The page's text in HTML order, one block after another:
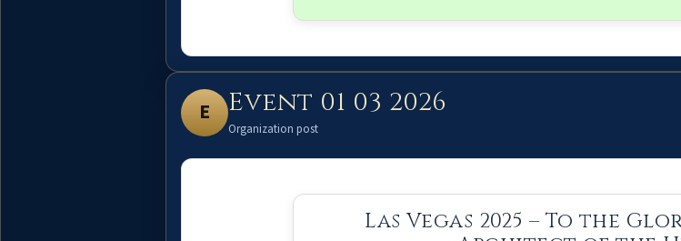
E Event 01 03 2026
Organization post
Las Vegas 2025 – To the